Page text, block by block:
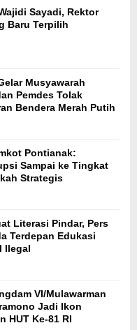
Sayadi, Rektor
Baru Terpilih
Musyawarah
Pemdes Tolak
Bendera Merah Putih
Pontianak:
Sampai ke Tingkat
Strategis
Literasi Pindar, Pers
Terdepan Edukasi
Ilegal
VI/Mulawarman
Jadi Ikon
HUT Ke-81 RI